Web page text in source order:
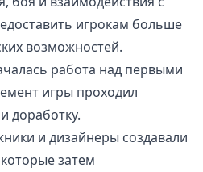
игрокам больше
возможностей.
работа над первыми
игры проходил
доработку.
и дизайнеры создавали
затем